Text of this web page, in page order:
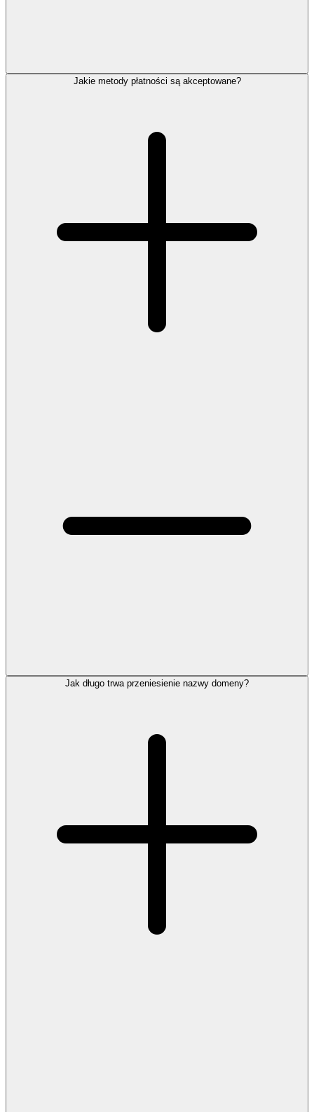
Jakie metody płatności są akceptowane?
Jak długo trwa przeniesienie nazwy domeny?